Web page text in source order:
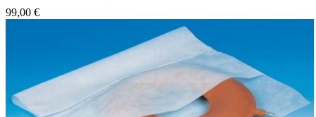
99,00 €